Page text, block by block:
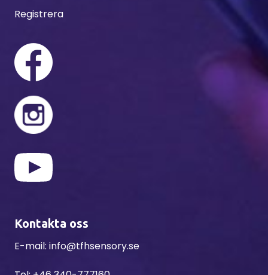
Registrera
Kontakta oss
E-mail: info@tfhsensory.se